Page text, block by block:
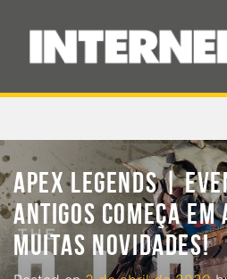
APEX LEGENDS |
ANTIGOS COMEÇA EM
MUITAS NOVIDADES!